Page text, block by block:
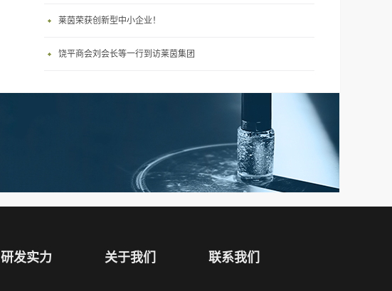
莱茵荣获创新型中小企业！
饶平商会刘会长等一行到访莱茵集团
研发实力 关于我们 联系我们